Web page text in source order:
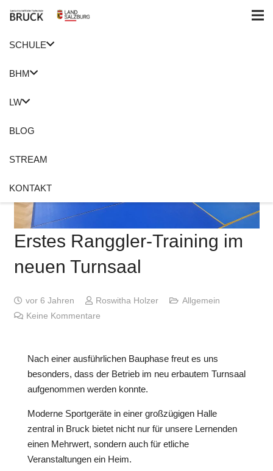
SCHULE
BHM
LW
BLOG
STREAM
KONTAKT
Erstes Ranggler-Training im
neuen Turnsaal
vor 6 Jahren Roswitha Holzer
Allgemein
Keine Kommentare
Nach einer ausführlichen Bauphase freut es uns
besonders, dass der Betrieb im neu erbautem Turnsaal
aufgenommen werden konnte.
Moderne Sportgeräte in einer großzügigen Halle
zentral in Bruck bietet nicht nur für unsere Lernenden
einen Mehrwert, sondern auch für etliche
Veranstaltungen ein Heim.